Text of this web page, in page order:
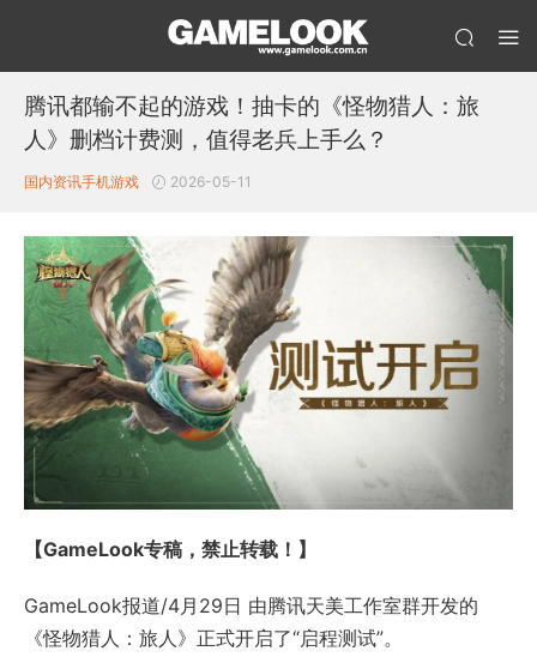
腾讯都输不起的游戏！抽卡的《怪物猎人：旅
人》删档计费测，值得老兵上手么？
国内资讯手机游戏 2026-05-11
【GameLook专稿，禁止转载！】
GameLook报道/4月29日 由腾讯天美工作室群开发的
《怪物猎人：旅人》正式开启了“启程测试”。